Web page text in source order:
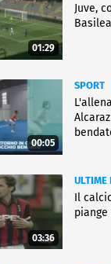
01:29
Juve,
Basilea
00:05
SPORT
03:36
ULTIME
Il
piange